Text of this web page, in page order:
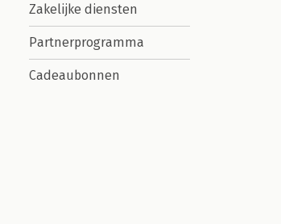
Zakelijke diensten
Partnerprogramma
Cadeaubonnen